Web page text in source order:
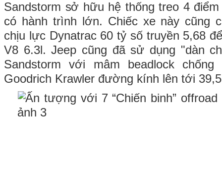
Sandstorm sở hữu hệ thống treo 4
có hành trình lớn. Chiếc xe này cũng
chịu lực Dynatrac 60 tỷ số truyền 5,68
V8 6.3l. Jeep cũng đã sử dụng "dàn
Sandstorm với mâm beadlock
Goodrich Krawler đường kính lên tới